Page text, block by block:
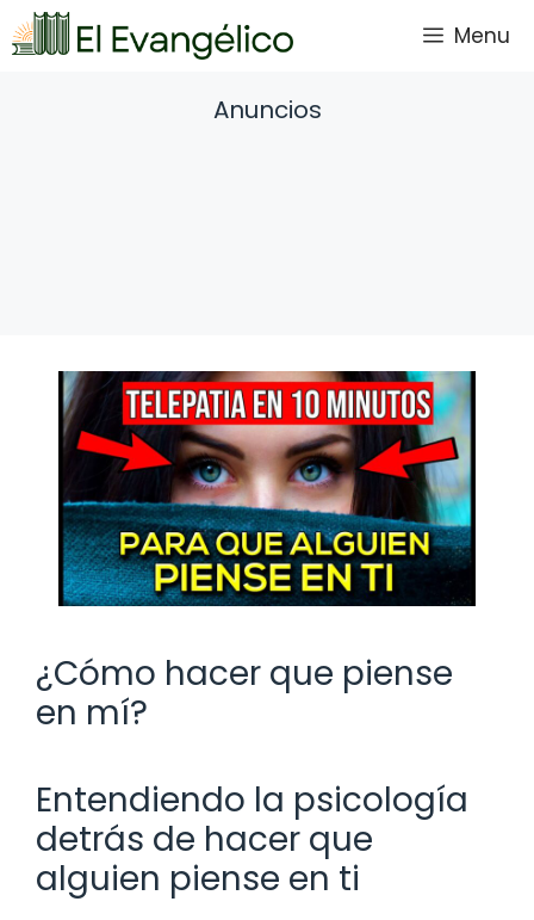
Saltar
al
Menu
Anuncios
¿Cómo hacer que piense
en mí?
Entendiendo la psicología
detrás de hacer que
alguien piense en ti